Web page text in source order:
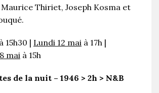
Thiriet, Joseph Kosma et
à 15h30 | Lundi 12 mai à 17h |
mai à 15h
de la nuit – 1946 > 2h > N&B